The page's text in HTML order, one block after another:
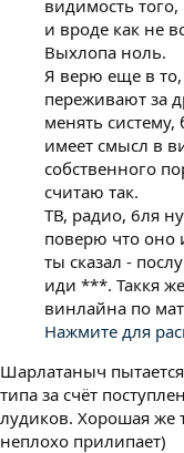
видимость того,
и вроде как не
Выхлопа ноль.
Я верю еще в
переживают за
менять систему,
имеет смысл в
собственного
считаю так.
ТВ, радио, 6ля
поверю что оно
ты сказал -
иди ***. Таккя
винлайна по
Нажмите для
Шарлатаныч
типа за счёт
лудиков. Хорошая же
неплохо прилипает)